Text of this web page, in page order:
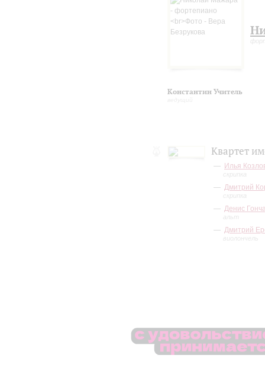
Константин Учитель
Квартет
Илья
скрипка
Дмитрий
скрипка
Денис
альт
Дмитрий
виолончель